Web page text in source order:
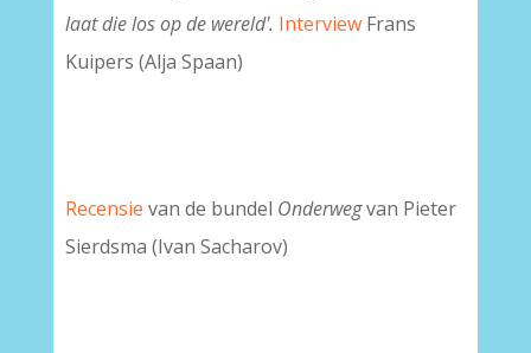
laat die los op de wereld'. InterviewFrans
Kuipers (Alja Spaan)
Recensie van de bundel Onderwegvan Pieter
Sierdsma (Ivan Sacharov)